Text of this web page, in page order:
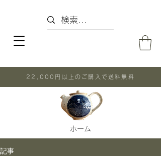
22,000円以上のご購入で送料無料
ホーム
記事